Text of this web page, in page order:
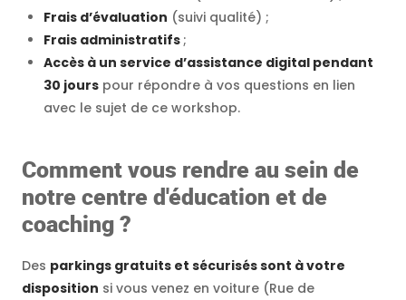
Frais d’évaluation (suivi qualité) ;
Frais administratifs ;
Accès à un service d’assistance digital pendant
30 jours pour répondre à vos questions en lien
avec le sujet de ce workshop.
Comment vous rendre au sein de
notre centre d'éducation et de
coaching ?
Des parkings gratuits et sécurisés sont à votre
disposition si vous venez en voiture (Rue de